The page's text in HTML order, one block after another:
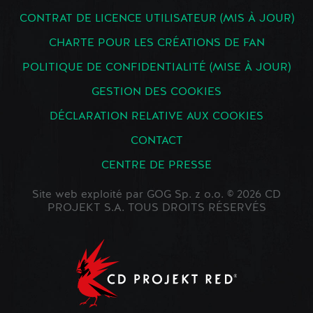
CONTRAT DE LICENCE UTILISATEUR (MIS À JOUR)
CHARTE POUR LES CRÉATIONS DE FAN
POLITIQUE DE CONFIDENTIALITÉ (MISE À JOUR)
GESTION DES COOKIES
DÉCLARATION RELATIVE AUX COOKIES
CONTACT
CENTRE DE PRESSE
Site web exploité par GOG Sp. z o.o. © 2026 CD
PROJEKT S.A. TOUS DROITS RÉSERVÉS